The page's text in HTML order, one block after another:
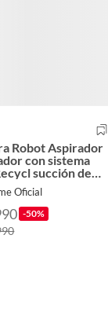
Robot Aspirador
con sistema
succión de
Oficial
-50%